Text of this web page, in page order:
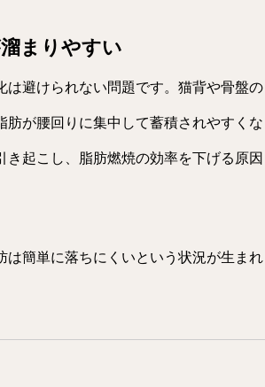
まりやすい
避けられない問題です。猫背や骨盤の
が腰回りに集中して蓄積されやすくな
起こし、脂肪燃焼の効率を下げる原因
は簡単に落ちにくいという状況が生まれ